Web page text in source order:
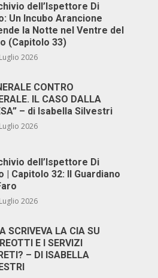
dell’Ispettore Di
Un Incubo Arancione
la Notte nel Ventre del
(Capitolo 33)
2026
CONTRO
IL CASO DALLA
– di Isabella Silvestri
2026
dell’Ispettore Di
| Capitolo 32: Il Guardiano
2026
SCRIVEVA LA CIA SU
E I SERVIZI
– DI ISABELLA